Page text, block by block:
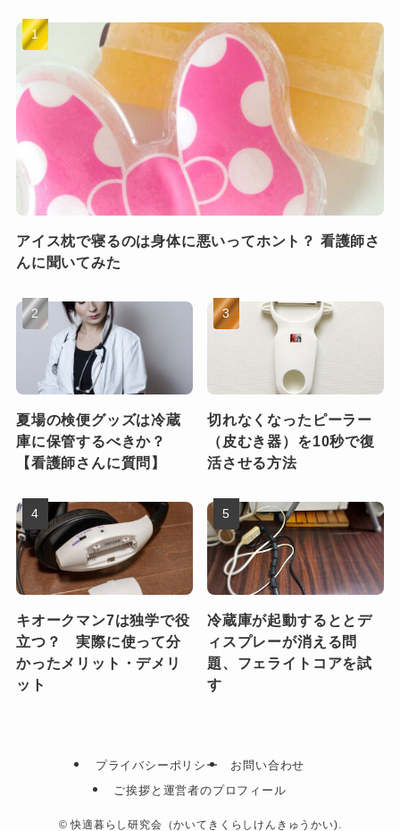
アイス枕で寝るのは身体に悪いってホント？ 看護師さ
んに聞いてみた
夏場の検便グッズは冷蔵
庫に保管するべきか？
【看護師さんに質問】
切れなくなったピーラー
（皮むき器）を10秒で復
活させる方法
キオークマン7は独学で役
立つ？ 実際に使って分
かったメリット・デメリ
ット
冷蔵庫が起動するととデ
ィスプレーが消える問
題、フェライトコアを試
す
プライバシーポリシー
お問い合わせ
ご挨拶と運営者のプロフィール
© 快適暮らし研究会（かいてきくらしけんきゅうかい).